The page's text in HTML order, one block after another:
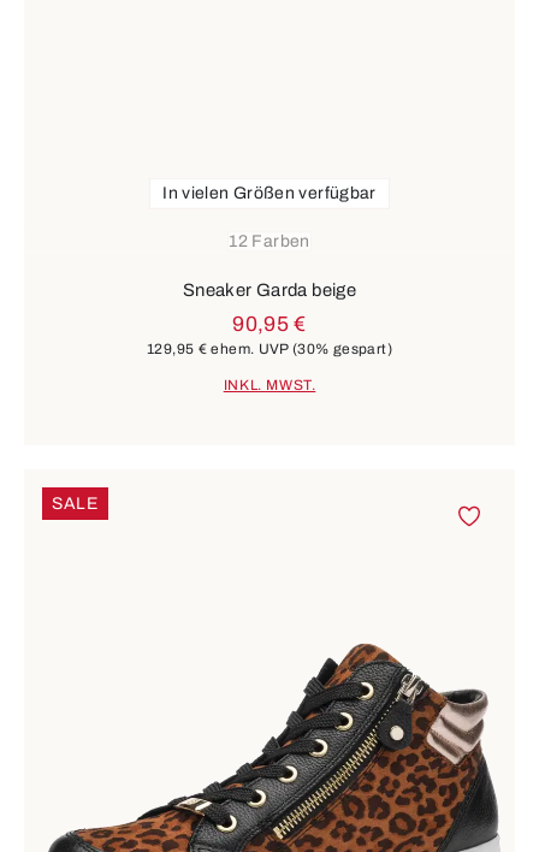
12 Farben
In vielen Größen verfügbar
Sneaker Garda beige
90,95 €
129,95 € ehem. UVP(30% gespart)
INKL. MWST.
SALE